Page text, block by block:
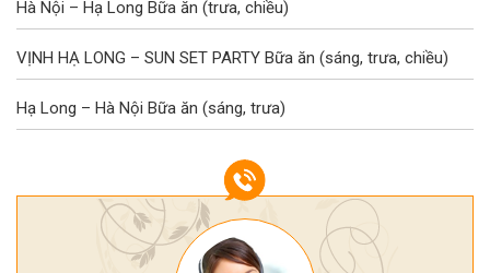
Hà Nội – Hạ Long Bữa ăn (trưa, chiều)
VỊNH HẠ LONG – SUN SET PARTY Bữa ăn (sáng, trưa, chiều)
Hạ Long – Hà Nội Bữa ăn (sáng, trưa)